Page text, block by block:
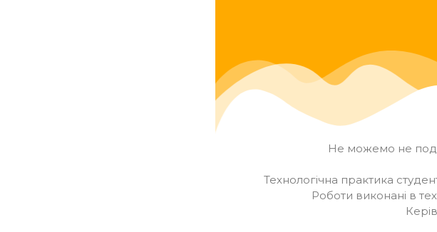
Не можемо не
Технологічна практика
Роботи виконані в